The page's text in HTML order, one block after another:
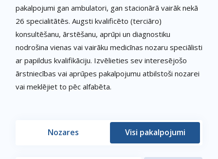
pakalpojumi gan ambulatori, gan stacionārā vairāk nekā
26 specialitātēs. Augsti kvalificēto (terciāro)
konsultēšanu, ārstēšanu, aprūpi un diagnostiku
nodrošina vienas vai vairāku medicīnas nozaru speciālisti
ar papildus kvalifikāciju. Izvēlieties sev interesējošo
ārstniecības vai aprūpes pakalpojumu atbilstoši nozarei
vai meklējiet to pēc alfabēta.
Nozares Visi pakalpojumi